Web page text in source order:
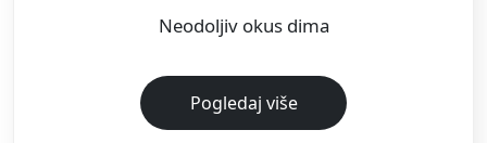
Neodoljiv okus dima
Pogledaj više